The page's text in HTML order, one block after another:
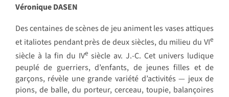
Véronique DASEN
Des centaines de scènes de jeu animent les vases attiques
et italiotes pendant près de deux siècles, du milieu du VIe
siècle à la fin du IVe siècle av. J.-C. Cet univers ludique
peuplé de guerriers, d’enfants, de jeunes filles et de
garçons, révèle une grande variété d’activités — jeux de
pions, de balle, du porteur, cerceau, toupie, balançoires